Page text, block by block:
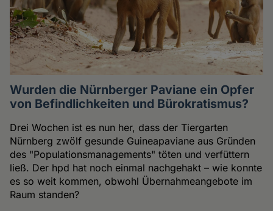
Wurden die Nürnberger Paviane ein Opfer
von Befindlichkeiten und Bürokratismus?
Drei Wochen ist es nun her, dass der Tiergarten
Nürnberg zwölf gesunde Guineapaviane aus Gründen
des "Populationsmanagements" töten und verfüttern
ließ. Der hpd hat noch einmal nachgehakt – wie konnte
es so weit kommen, obwohl Übernahmeangebote im
Raum standen?